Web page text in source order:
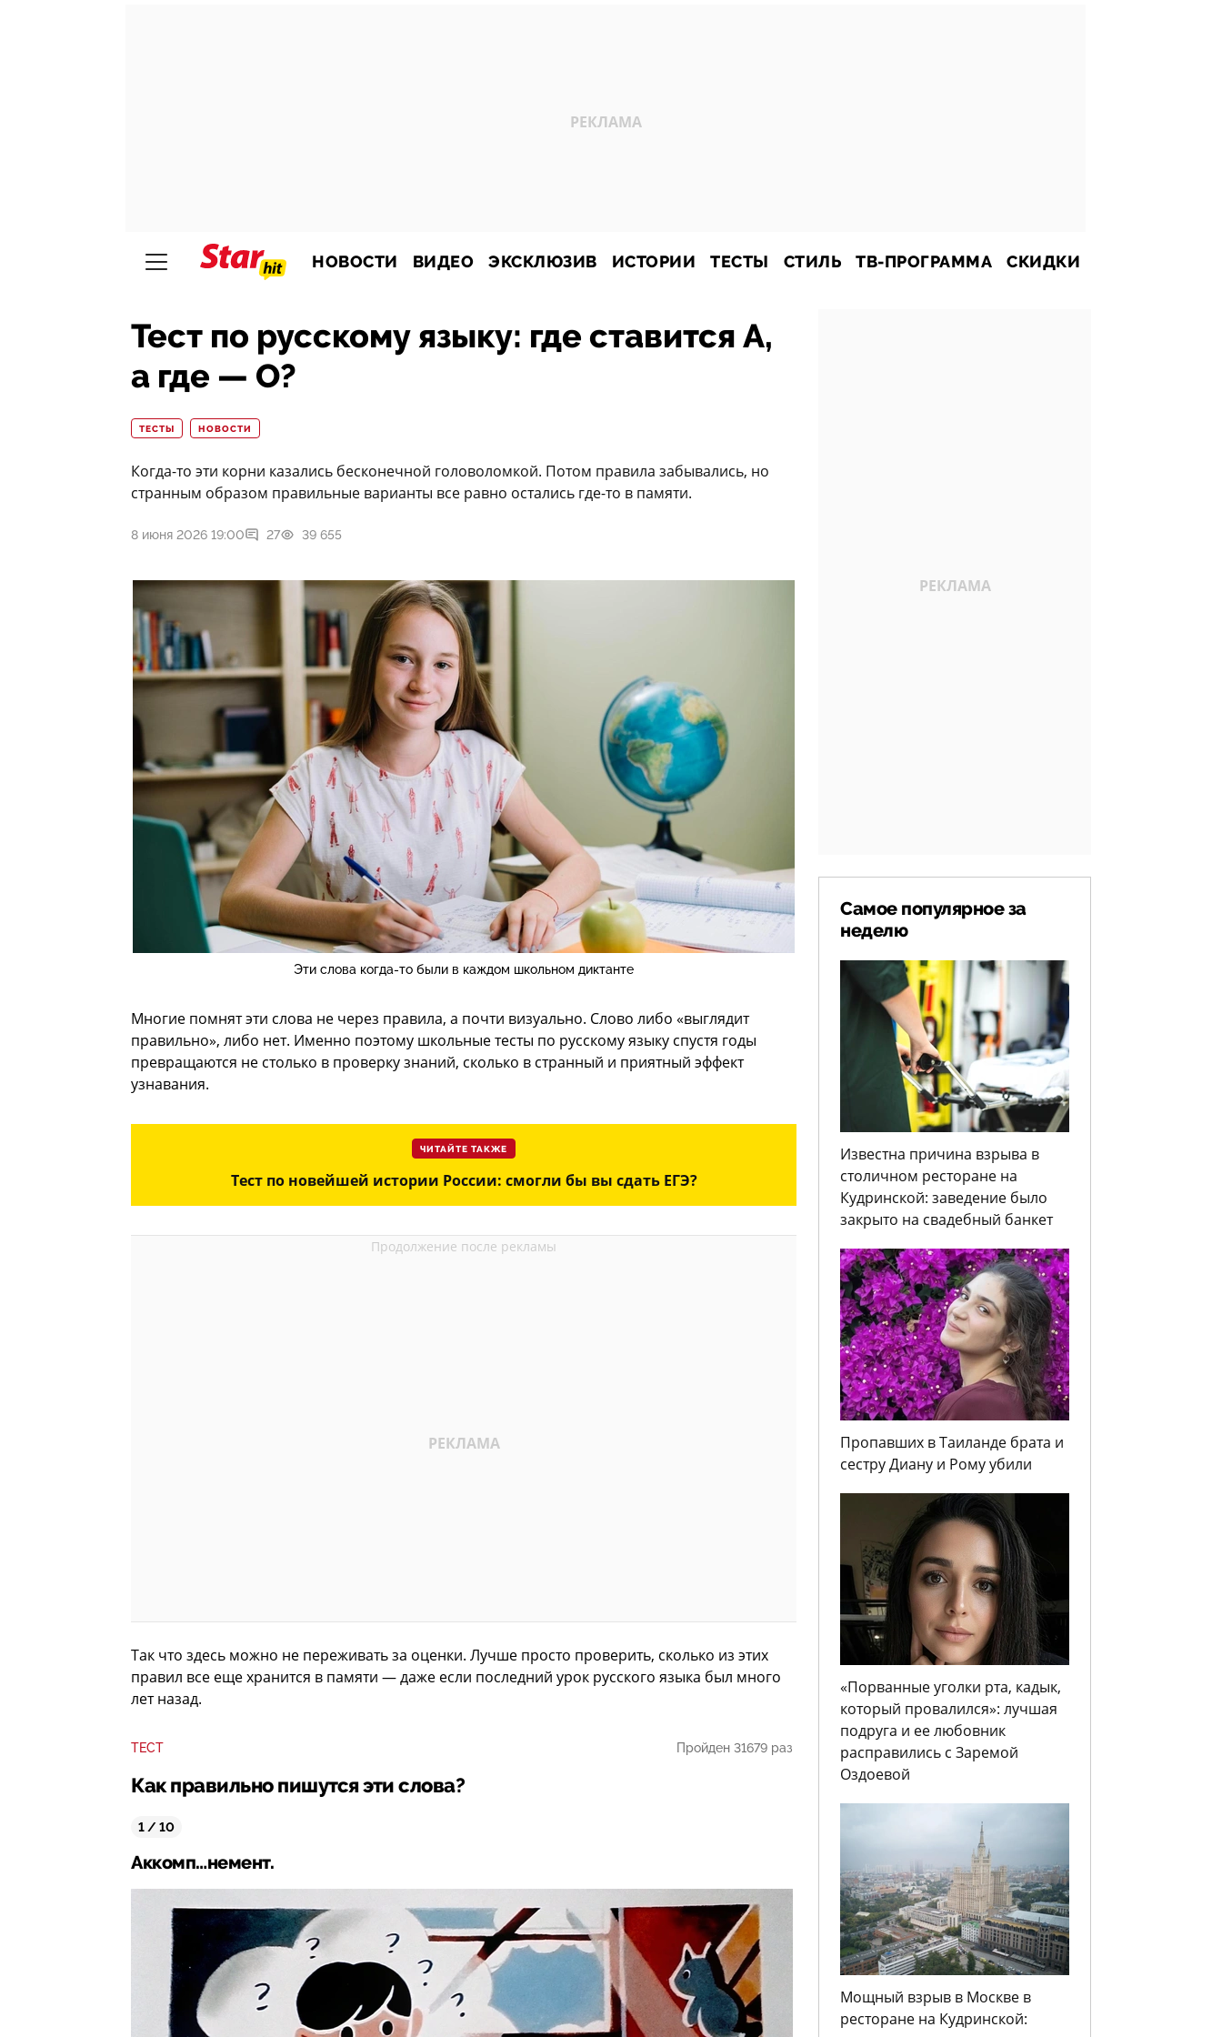
НОВОСТИ ВИДЕО ЭКСКЛЮЗИВ ИСТОРИИ ТЕСТЫ СТИЛЬ ТВ-ПРОГРАММА СКИДКИ
Тест по русскому языку: где ставится А,
а где — О?
ТЕСТЫ НОВОСТИ
Когда-то эти корни казались бесконечной головоломкой. Потом правила забывались, но
странным образом правильные варианты все равно остались где-то в памяти.
8 июня 2026 19:00 27 39 655
Эти слова когда-то были в каждом школьном диктанте
Многие помнят эти слова не через правила, а почти визуально. Слово либо «выглядит
правильно», либо нет. Именно поэтому школьные тесты по русскому языку спустя годы
превращаются не столько в проверку знаний, сколько в странный и приятный эффект
узнавания.
ЧИТАЙТЕ ТАКЖЕ
Тест по новейшей истории России: смогли бы вы сдать ЕГЭ?
Так что здесь можно не переживать за оценки. Лучше просто проверить, сколько из этих
правил все еще хранится в памяти — даже если последний урок русского языка был много
лет назад.
ТЕСТ Пройден 31679 раз
Как правильно пишутся эти слова?
1 / 10
Аккомп…немент.
Самое популярное за
неделю
Известна причина взрыва в
столичном ресторане на
Кудринской: заведение было
закрыто на свадебный банкет
Пропавших в Таиланде брата и
сестру Диану и Рому убили
«Порванные уголки рта, кадык,
который провалился»: лучшая
подруга и ее любовник
расправились с Заремой
Оздоевой
Мощный взрыв в Москве в
ресторане на Кудринской: